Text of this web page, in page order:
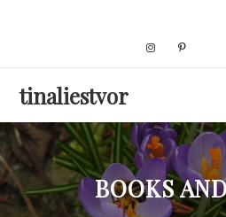
tinaliestvor
BOOKS